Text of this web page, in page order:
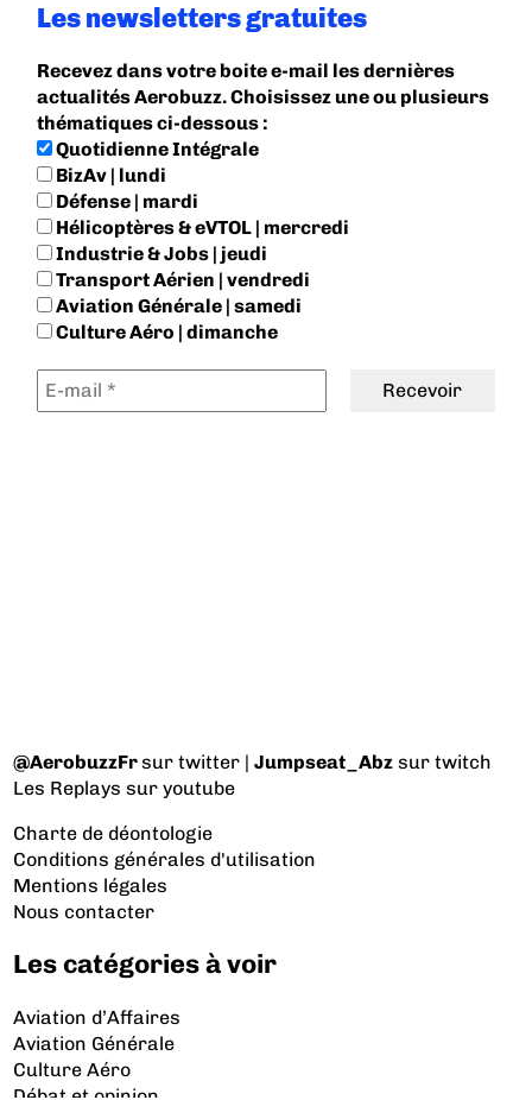
Les newsletters gratuites
Recevez dans votre boite e-mail les dernières
actualités Aerobuzz. Choisissez une ou plusieurs
thématiques ci-dessous :
Quotidienne Intégrale
BizAv | lundi
Défense | mardi
Hélicoptères & eVTOL | mercredi
Industrie & Jobs | jeudi
Transport Aérien | vendredi
Aviation Générale | samedi
Culture Aéro | dimanche
@AerobuzzFrsur twitter |Jumpseat_Abz sur twitch
Les Replays sur youtube
Charte de déontologie
Conditions générales d'utilisation
Mentions légales
Nous contacter
Les catégories à voir
Aviation d’Affaires
Aviation Générale
Culture Aéro
Débat et opinion